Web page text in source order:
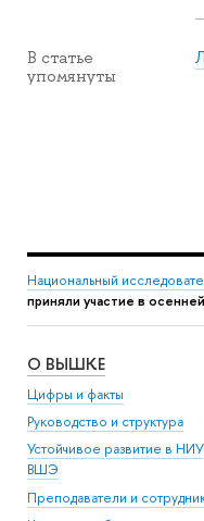
В статье
упомянуты
Национальный
приняли участие в
О ВЫШКЕ
Цифры и факты
Руководство и структура
Устойчивое развитие в НИУ
ВШЭ
Преподаватели и